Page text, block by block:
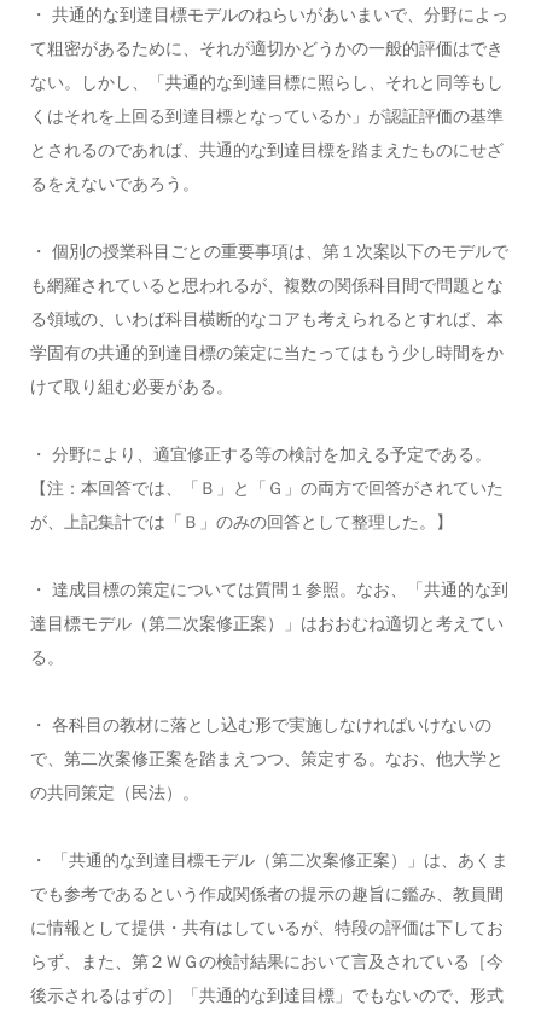
・ 共通的な到達目標モデルのねらいがあいまいで、分野によっ
て粗密があるために、それが適切かどうかの一般的評価はでき
ない。しかし、「共通的な到達目標に照らし、それと同等もし
くはそれを上回る到達目標となっているか」が認証評価の基準
とされるのであれば、共通的な到達目標を踏まえたものにせざ
るをえないであろう。
・ 個別の授業科目ごとの重要事項は、第１次案以下のモデルで
も網羅されていると思われるが、複数の関係科目間で問題とな
る領域の、いわば科目横断的なコアも考えられるとすれば、本
学固有の共通的到達目標の策定に当たってはもう少し時間をか
けて取り組む必要がある。
・ 分野により、適宜修正する等の検討を加える予定である。
【注：本回答では、「Ｂ」と「Ｇ」の両方で回答がされていた
が、上記集計では「Ｂ」のみの回答として整理した。】
・ 達成目標の策定については質問１参照。なお、「共通的な到
達目標モデル（第二次案修正案）」はおおむね適切と考えてい
る。
・ 各科目の教材に落とし込む形で実施しなければいけないの
で、第二次案修正案を踏まえつつ、策定する。なお、他大学と
の共同策定（民法）。
・ 「共通的な到達目標モデル（第二次案修正案）」は、あくま
でも参考であるという作成関係者の提示の趣旨に鑑み、教員間
に情報として提供・共有はしているが、特段の評価は下してお
らず、また、第２ＷＧの検討結果において言及されている［今
後示されるはずの］「共通的な到達目標」でもないので、形式